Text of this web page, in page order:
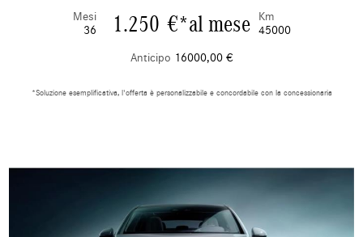
Mesi
36
1.250 €*al mese
Km
45000
Anticipo 16000,00 €
*Soluzione esemplificativa, l'offerta è personalizzabile e concordabile con la concessionaria